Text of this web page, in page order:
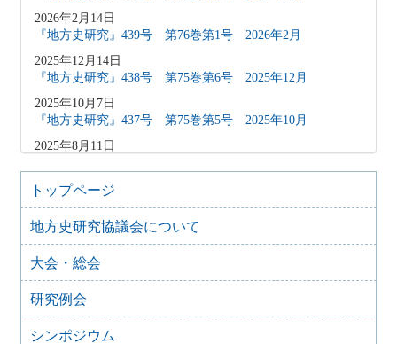
2026年2月14日
『地方史研究』439号 第76巻第1号 2026年2月
2025年12月14日
『地方史研究』438号 第75巻第6号 2025年12月
2025年10月7日
『地方史研究』437号 第75巻第5号 2025年10月
2025年8月11日
2025年8月10日
「原稿募集」を変更致しました
2025年6月9日
『地方史研究』435号 第75巻第3号 2025年6月
2025年4月9日
『地方史研究』434号 第75巻第2号 2025年4月
2025年2月10日
『地方史研究』433号 第75巻第1号 2025年2月
トップページ
地方史研究協議会について
大会・総会
研究例会
シンポジウム